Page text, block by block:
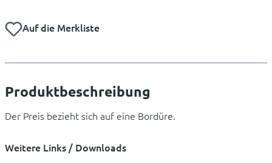
Auf die Merkliste
Produktbeschreibung
Der Preis bezieht sich auf eine Bordüre.
Weitere Links / Downloads